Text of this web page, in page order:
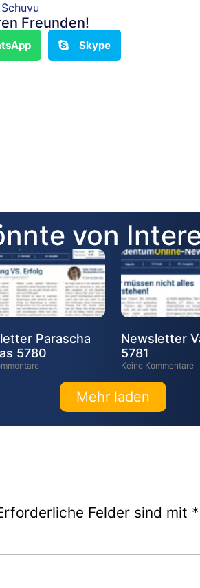
Freunden!
Skype
von
Parascha
5780
Newsletter
5781
Keine Kommentare
Mehr laden
Felder sind mit *